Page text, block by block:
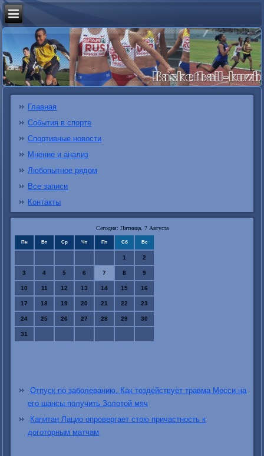
Главная
События в спорте
Спортивные новости
Мнение и анализ
Любопытное рядом
Все записи
Контакты
Сегодня: Пятница, 7 Августа
Пн Вт Ср Чт Пт Сб Вс
1 2
3 4 5 6 7 8 9
10 11 12 13 14 15 16
17 18 19 20 21 22 23
24 25 26 27 28 29 30
31
Отпуск по заболеванию. Как тоздействует травма Месси на
его шансы получить Золотой мяч
Капитан Лацио опровергает стою причастность к
доготорным матчам